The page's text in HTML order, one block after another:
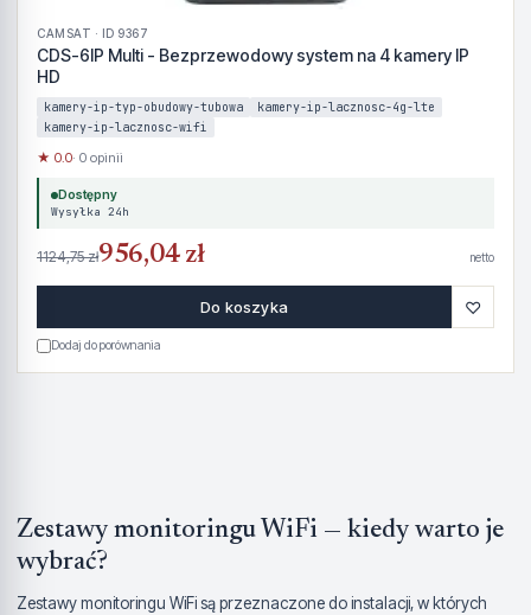
CAMSAT · ID 9367
CDS-6IP Multi - Bezprzewodowy system na 4 kamery IP
HD
kamery-ip-typ-obudowy-tubowa
kamery-ip-lacznosc-4g-lte
kamery-ip-lacznosc-wifi
★ 0.0· 0 opinii
Dostępny
Wysyłka 24h
1124,75 zł956,04 zł netto
Do koszyka ♡
Dodaj do porównania
Zestawy monitoringu WiFi — kiedy warto je
wybrać?
Zestawy monitoringu WiFi są przeznaczone do instalacji, w których